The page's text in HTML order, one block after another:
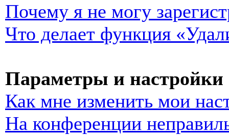
Почему я не могу
Что делает функция
Параметры и настройки
Как мне изменить мои
На конференции